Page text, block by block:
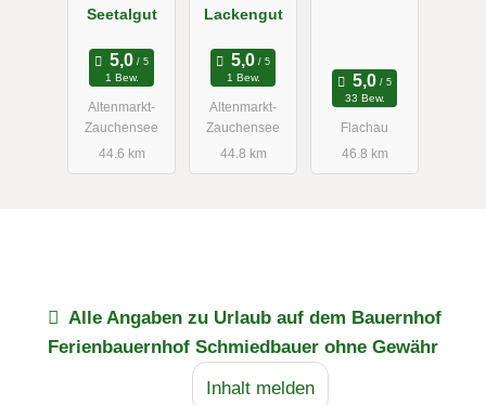
Seetalgut
1 Bew.
Altenmarkt-
Zauchensee
44.6 km
Lackengut
1 Bew.
Altenmarkt-
Zauchensee
44.8 km
33 Bew.
Flachau
46.8 km
Alle Angaben zu Urlaub auf dem Bauernhof
Ferienbauernhof Schmiedbauer ohne Gewähr
Inhalt melden